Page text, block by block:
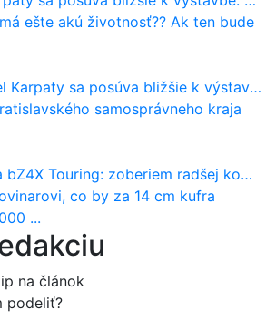
ešte akú životnosť?? Ak ten bude
sa posúva bližšie k výstavbe. NDS urobila dôležitý krok
samosprávneho kraja
Touring: zoberiem radšej kombi
co by za 14 cm kufra
...
na článok
podeliť?